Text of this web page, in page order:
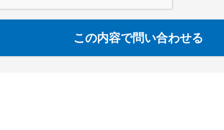
この内容で問い合わせる